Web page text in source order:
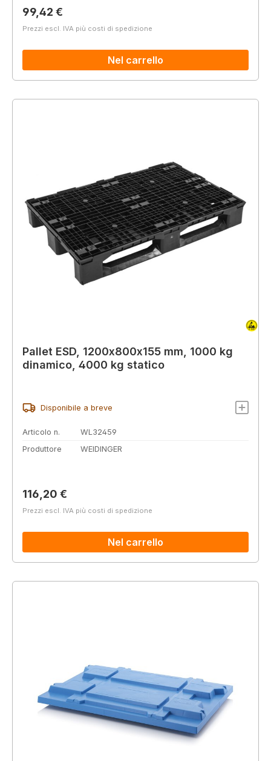
Prezzo normale:
99,42 €
Prezzi escl. IVA più costi di spedizione
Nel carrello
Pallet ESD, 1200x800x155 mm, 1000 kg
dinamico, 4000 kg statico
Disponibile a breve
Articolo n.
WL32459
Produttore
WEIDINGER
Prezzo normale:
116,20 €
Prezzi escl. IVA più costi di spedizione
Nel carrello